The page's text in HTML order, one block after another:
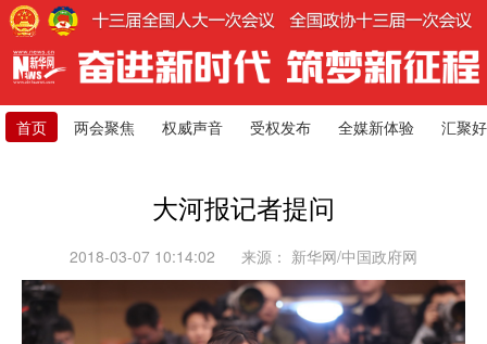
首页 两会聚焦 权威声音 受权发布 全媒新体验 汇聚
大河报记者提问
2018-03-07 10:14:02 来源： 新华网/中国政府网